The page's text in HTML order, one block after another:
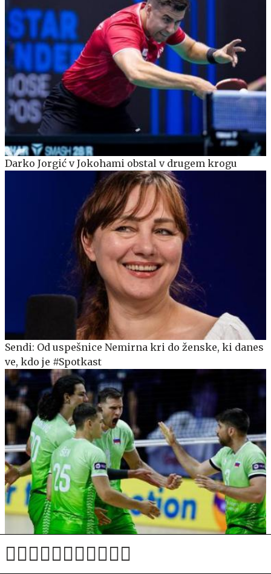
Darko Jorgić v Jokohami obstal v drugem krogu
Sendi: Od uspešnice Nemirna kri do ženske, ki danes
ve, kdo je #Spotkast
Slovenski odbojkarji četrti, odbojkarice 19. na lestvici
FIVB